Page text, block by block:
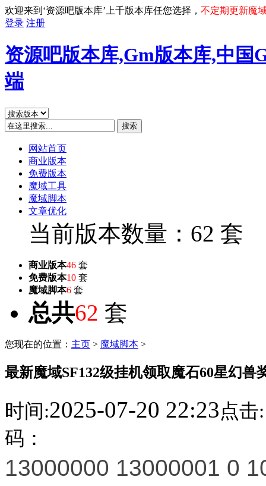
欢迎来到‘资源吧版本库’上千版本库任您选择， 不定期更新魔
登录 注册
资源吧版本库,Gm版本库,中国
端
搜索
网站首页
商业版本
免费版本
魔域工具
魔域脚本
文章优化
当前版本数量：62 套
商业版本46 套
免费版本10 套
魔域脚本6 套
总共62 套
您现在的位置： 主页 > 魔域脚本 >
最新魔域SF132级挂机领取魔石60星幻兽
时间:2025-07-20 22:23点击:
码：
13000000 13000001 0